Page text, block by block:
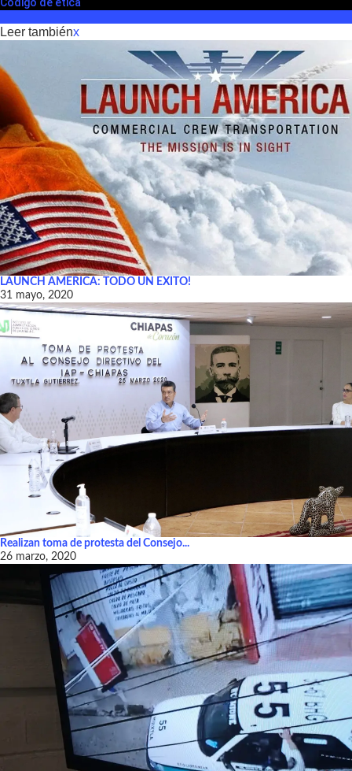
Leer tambiénx
LAUNCH AMERICA: TODO UN EXITO!
31 mayo, 2020
Realizan toma de protesta del Consejo...
26 marzo, 2020